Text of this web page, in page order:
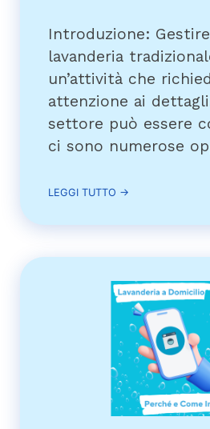
Introduzione:
lavanderia
un’attività che
attenzione ai
settore può essere
ci sono numerose
LEGGI TUTTO →